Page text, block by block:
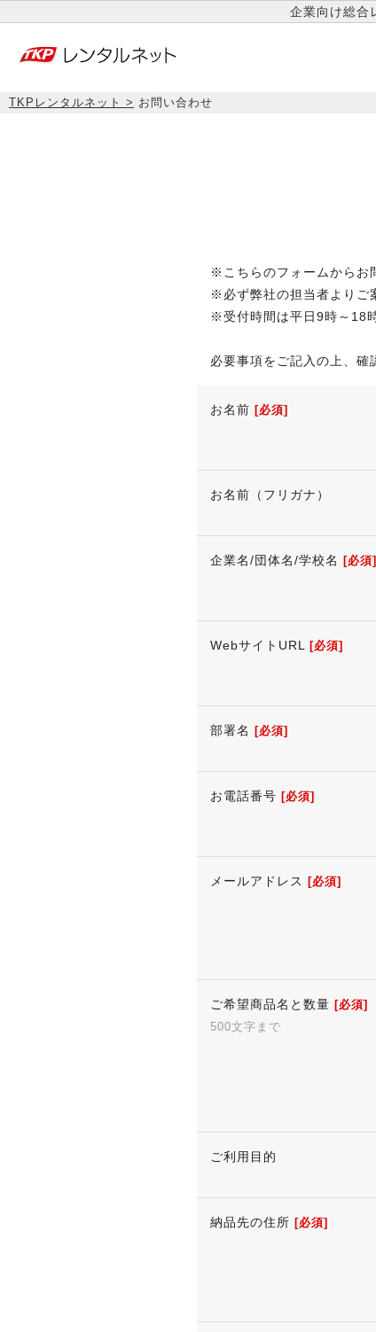
企業向け総合
TKPレンタルネット お問い合わせ
※こちらのフォームからお
※必ず弊社の担当者よりご
※受付時間は平日9時～18
必要事項をご記入の上、確
お名前 [必須]
お名前（フリガナ）
企業名/団体名/学校名 [必須]
WebサイトURL [必須]
部署名 [必須]
お電話番号 [必須]
メールアドレス [必須]
ご希望商品名と数量 [必須]
500文字まで
ご利用目的
納品先の住所 [必須]